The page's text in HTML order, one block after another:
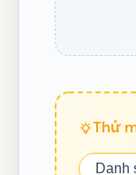
Thử
Danh